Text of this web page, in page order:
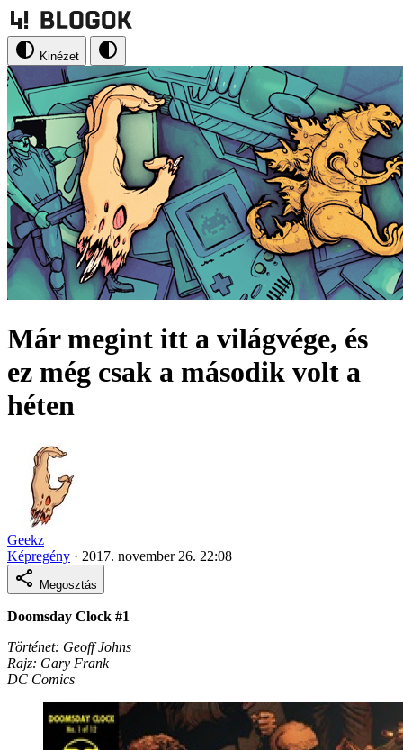
Kinézet
Már megint itt a világvége, és
ez még csak a második volt a
héten
Geekz
Képregény · 2017. november 26. 22:08
Megosztás
Doomsday Clock #1
Történet: Geoff Johns
Rajz: Gary Frank
DC Comics